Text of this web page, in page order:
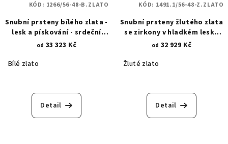
Snubní prsteny bílého zlata -
lesk a pískování - srdeční
záležitost 1266
od 33 323 Kč
Bílé zlato
Detail
KÓD: 1266/56-48-B.ZLATO
Snubní prsteny žlutého zlata
se zirkony v hladkém lesku
1491.1
od 32 929 Kč
Žluté zlato
Detail
KÓD: 1491.1/56-48-Z.ZLATO